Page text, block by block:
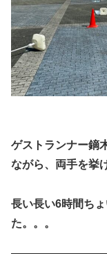
ゲストランナー鏑
ながら、両手を挙
長い長い6時間ち
た。。。